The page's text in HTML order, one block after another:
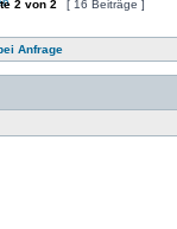
2 von 2 [ 16 Beiträge ]
Anfrage